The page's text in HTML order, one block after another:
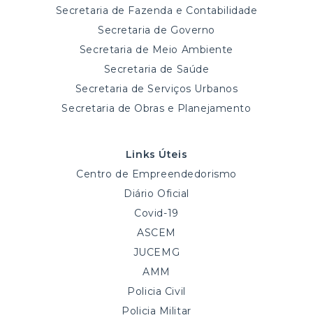
Secretaria de Fazenda e Contabilidade
Secretaria de Governo
Secretaria de Meio Ambiente
Secretaria de Saúde
Secretaria de Serviços Urbanos
Secretaria de Obras e Planejamento
Links Úteis
Centro de Empreendedorismo
Diário Oficial
Covid-19
ASCEM
JUCEMG
AMM
Policia Civil
Policia Militar